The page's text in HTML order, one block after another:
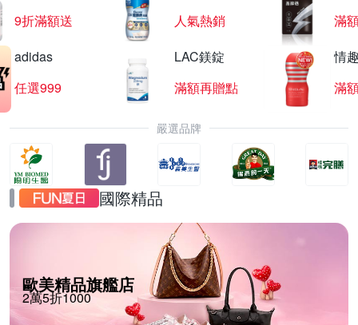
9折滿額送
人氣熱銷
滿
adidas
任選999
LAC鎂錠
滿額再贈點
情
滿
嚴選品牌
國際精品
歐美精品旗艦店
2萬5折1000